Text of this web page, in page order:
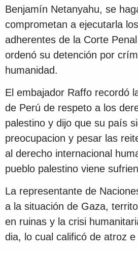
Benjamín Netanyahu, se
comprometan a ejecutarla
adherentes de la Corte
ordenó su detención por
humanidad.
El embajador Raffo recordó
de Perú de respeto a los
palestino y dijo que su país
preocupacion y pesar las
al derecho internacional
pueblo palestino viene
La representante de
a la situación de Gaza,
en ruinas y la crisi
dia, lo cual calificó de atroz e